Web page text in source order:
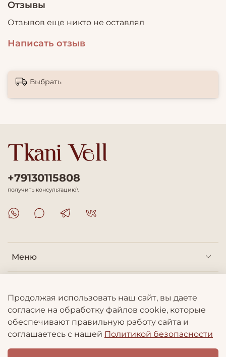
Отзывы
Отзывов еще никто не оставлял
Написать отзыв
Выбрать
Меню
Информация
+79130115808
получить консультацию\
Продолжая использовать наш сайт, вы даете
согласие на обработку файлов cookie, которые
обеспечивают правильную работу сайта и
соглашаетесь с нашей Политикой безопасности